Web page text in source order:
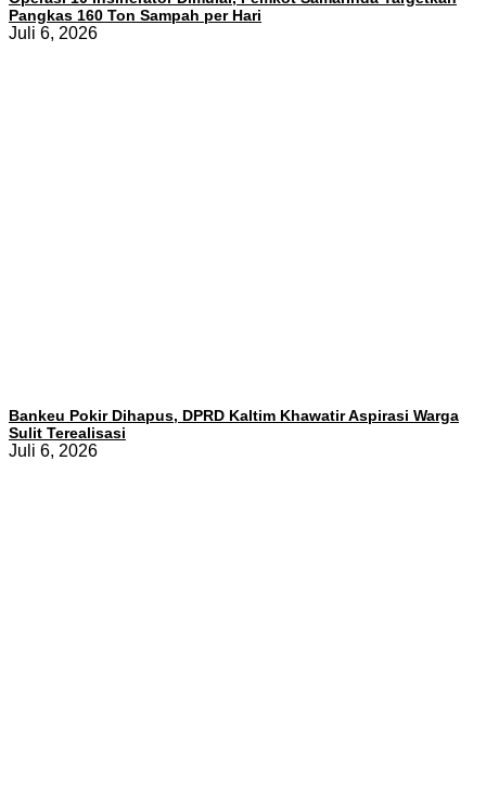
Pangkas 160 Ton Sampah per Hari
Juli 6, 2026
Bankeu Pokir Dihapus, DPRD Kaltim Khawatir Aspirasi Warga
Sulit Terealisasi
Juli 6, 2026